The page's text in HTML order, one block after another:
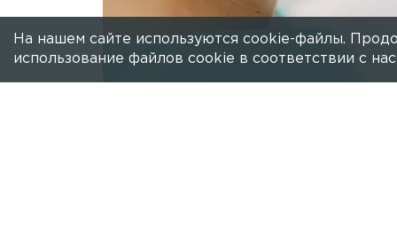
На нашем сайте используются cookie-файлы.
использование файлов cookie в соответствии с